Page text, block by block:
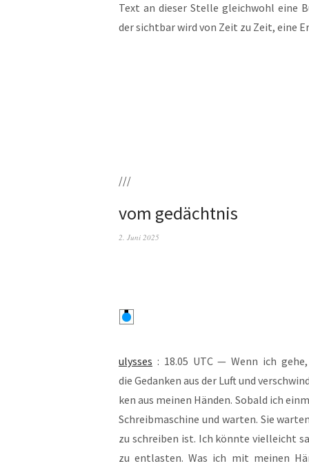
Text an die­ser Stel­le gleich­wohl eine
der sicht­bar wird von Zeit zu Zeit, eine
///
vom gedächtnis
2. Juni 2025
ulys­ses : 18.05 UTC — Wenn ich
die Gedan­ken aus der Luft und
ken aus mei­nen Hän­den. Sobald ich
Schreib­ma­schi­ne und war­ten. Sie
zu schrei­ben ist. Ich könn­te viel­leicht
zu ent­las­ten. Was ich mit mei­nen